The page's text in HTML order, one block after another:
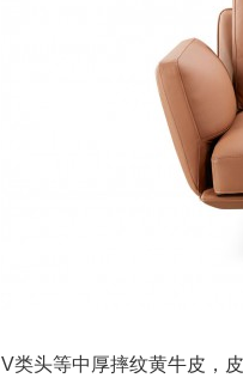
V类头等中厚摔纹黄牛皮，